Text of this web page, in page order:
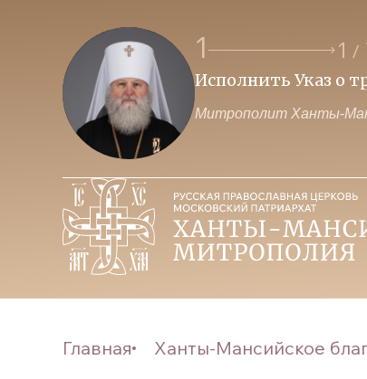
1 1 /
Исполнить Указ о
Митрополит Ханты-
Главная Ханты-Мансийское